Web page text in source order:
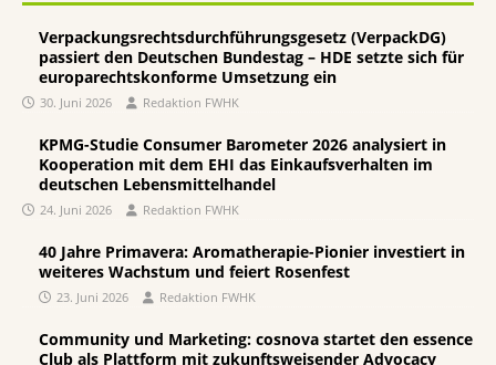
Verpackungsrechtsdurchführungsgesetz (VerpackDG)
passiert den Deutschen Bundestag – HDE setzte sich für
europarechtskonforme Umsetzung ein
30. Juni 2026 Redaktion FWHK
KPMG-Studie Consumer Barometer 2026 analysiert in
Kooperation mit dem EHI das Einkaufsverhalten im
deutschen Lebensmittelhandel
24. Juni 2026 Redaktion FWHK
40 Jahre Primavera: Aromatherapie-Pionier investiert in
weiteres Wachstum und feiert Rosenfest
23. Juni 2026 Redaktion FWHK
Community und Marketing: cosnova startet den essence
Club als Plattform mit zukunftsweisender Advocacy